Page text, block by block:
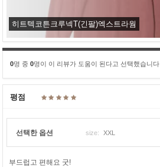
히트텍코튼크루넥T(긴팔)엑스트라웜
0명 중 0명이 이 리뷰가 도움이 된다고 선택했습니다
평점
선택한 옵션 size: XXL
부드럽고 편해요 굿!